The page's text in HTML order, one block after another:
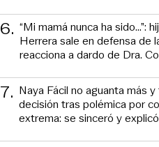
6. “Mi mamá nunca ha sido...”:
Herrera sale en defensa de
reacciona a dardo de Dra.
7. Naya Fácil no aguanta más
decisión tras polémica por
extrema: se sinceró y